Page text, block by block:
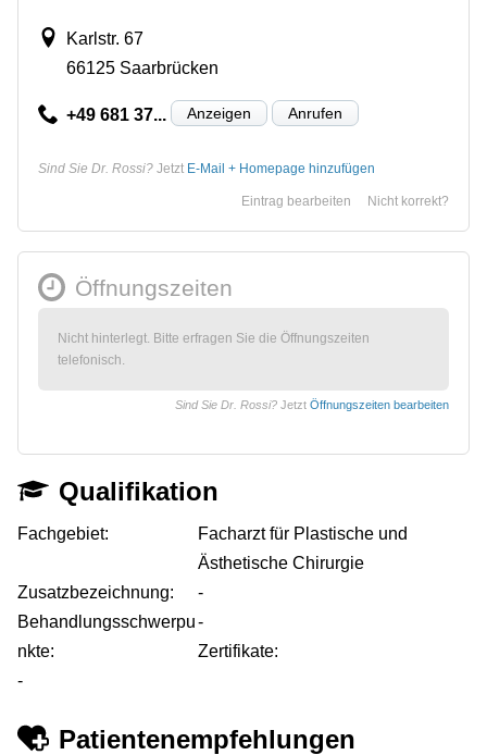
Karlstr. 67
66125 Saarbrücken
+49 681 37... Anzeigen Anrufen
Sind Sie Dr. Rossi? Jetzt E-Mail + Homepage hinzufügen
Nicht korrekt?
Eintrag bearbeiten
Öffnungszeiten
Nicht hinterlegt. Bitte erfragen Sie die Öffnungszeiten
telefonisch.
Sind Sie Dr. Rossi? Jetzt Öffnungszeiten bearbeiten
Qualifikation
Fachgebiet:
Facharzt für Plastische und
Ästhetische Chirurgie
Zusatzbezeichnung:
-
Behandlungsschwerpu
nkte:
-
Zertifikate:
-
Patientenempfehlungen